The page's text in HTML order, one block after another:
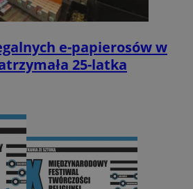
e-papierosów w
25-latka